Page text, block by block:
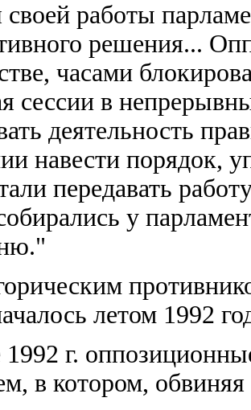
своей работы
решения...
часами
сессии в
деятельность
навести порядок,
передавать
у
летом 1992
1992 г.
в котором,